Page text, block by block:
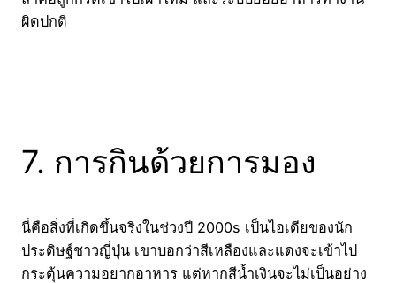
ผิดปกติ
7. การกินด้วยการมอง
นี่คือสิ่งที่เกิดขึ้นจริงในช่วงปี 2000s เป็นไอเดียของนัก
ประดิษฐ์ชาวญี่ปุ่น เขาบอกว่าสีเหลืองและแดงจะเข้าไป
กระตุ้นความอยากอาหาร แต่หากสีน้ำเงินจะไม่เป็นอย่าง